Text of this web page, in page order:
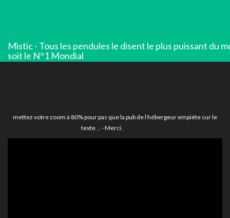
Mistic - Tous les pendules le disent le plus puissant du
soit le N°1 Mondial
mettez votre zoom à 80% pour pas que la pub de l hébergeur empiète sur le
texte .. - Merci .